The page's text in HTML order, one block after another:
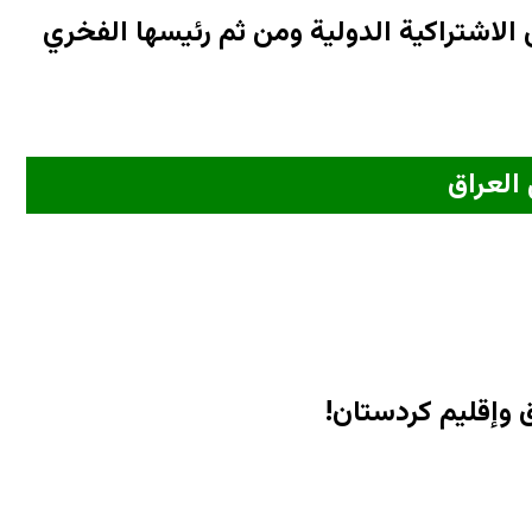
الدولية ومن ثم رئيسها الفخري
وإقليم كردستان!